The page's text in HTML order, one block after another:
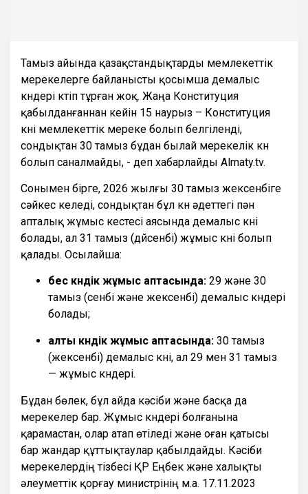
Тамыз айында қазақстандықтарды мемлекеттік
мерекелерге байланысты қосымша демалыс
күндері күтіп тұрған жоқ. Жаңа Конституция
қабылданғаннан кейін 15 наурыз – Конституция
күні мемлекеттік мереке болып белгіленді,
сондықтан 30 тамыз бұдан былай мерекелік күн
болып саналмайды, - деп хабарлайды Almaty.tv.
Сонымен бірге, 2026 жылғы 30 тамыз жексенбіге
сәйкес келеді, сондықтан бұл күн әдеттегі пән
апталық жұмыс кестесі аясында демалыс күні
болады, ал 31 тамыз (дүйсенбі) жұмыс күні болып
қалады. Осылайша:
бес күндік жұмыс аптасында: 29 және 30
тамыз (сенбі және жексенбі) демалыс күндері
болады;
алты күндік жұмыс аптасында: 30 тамыз
(жексенбі) демалыс күні, ал 29 мен 31 тамыз
— жұмыс күндері.
Бұдан бөлек, бұл айда кәсіби және басқа да
мерекелер бар. Жұмыс күндері болғанына
қарамастан, олар атап өтіледі және оған қатысы
бар жандар құттықтаулар қабылдайды. Кәсіби
мерекелердің тізбесі ҚР Еңбек және халықты
әлеуметтік қорғау министрінің м.а. 17.11.2023